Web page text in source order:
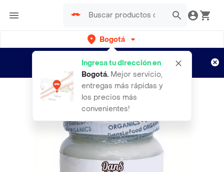
Bogotá
Ingresa tu dirección en
Bogotá. Mejor servicio,
entregas más rápidas y
los precios más
convenientes!
envíos gratis por semanas
Aplican TyC